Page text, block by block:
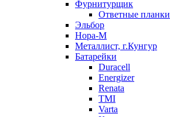
Фурнитурщик
Ответные планки
Эльбор
Нора-М
Металлист, г.Кунгур
Батарейки
Duracell
Energizer
Renata
TMI
Varta